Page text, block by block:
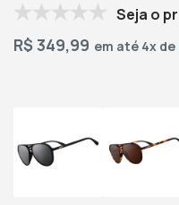
Seja o
R$349,99 em até 4x de